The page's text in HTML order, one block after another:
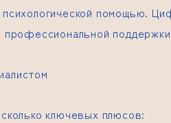
помощью.
профессиональной
ключевых плюсов: